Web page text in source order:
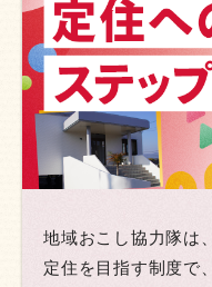
地域おこし協力隊は
定住を目指す制度で